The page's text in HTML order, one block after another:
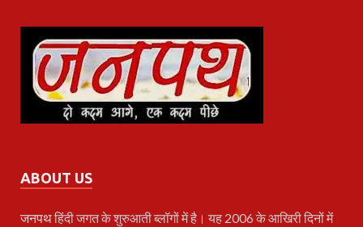
ABOUT US
जनपथहिंदी जगत के शुरुआती ब्लॉगों में है। यह 2006 के आखिरी दिनों में